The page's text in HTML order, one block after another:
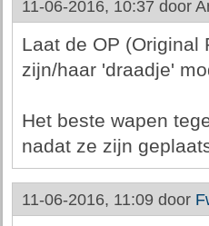
11-06-2016, 10:37 door
Laat de OP (Original
zijn/haar 'draadje'
Het beste wapen
nadat ze zijn
11-06-2016, 11:09 door